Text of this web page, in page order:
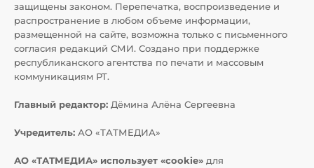
защищены законом. Перепечатка, воспроизведение и
распространение в любом объеме информации,
размещенной на сайте, возможна только с письменного
согласия редакций СМИ. Создано при поддержке
республиканского агентства по печати и массовым
коммуникациям РТ.
Главный редактор: Дёмина Алёна Сергеевна
Учредитель: АО «ТАТМЕДИА»
АО «ТАТМЕДИА» использует «cookie» для